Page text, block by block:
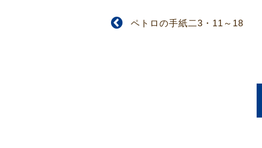
ペトロの手紙二3・11～18